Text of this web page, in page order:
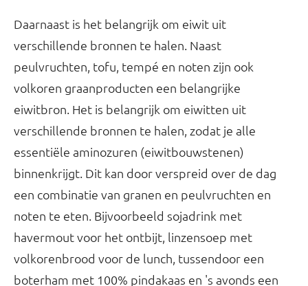
Daarnaast is het belangrijk om eiwit uit
verschillende bronnen te halen. Naast
peulvruchten, tofu, tempé en noten zijn ook
volkoren graanproducten een belangrijke
eiwitbron. Het is belangrijk om eiwitten uit
verschillende bronnen te halen, zodat je alle
essentiële aminozuren (eiwitbouwstenen)
binnenkrijgt. Dit kan door verspreid over de dag
een combinatie van granen en peulvruchten en
noten te eten. Bijvoorbeeld sojadrink met
havermout voor het ontbijt, linzensoep met
volkorenbrood voor de lunch, tussendoor een
boterham met 100% pindakaas en 's avonds een